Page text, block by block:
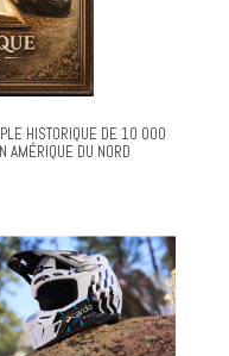
HISTORIQUE DE 10 000
AMÉRIQUE DU NORD